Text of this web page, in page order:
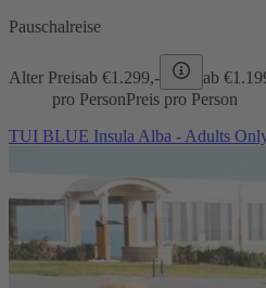
Pauschalreise
Alter Preisab €1.299,- ab €
pro PersonPreis pro Person
TUI BLUE Insula Alba - Adults